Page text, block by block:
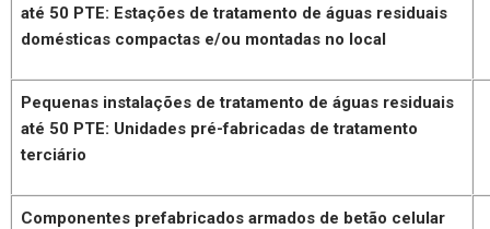
até 50 PTE: Estações de tratamento de águas residuais
domésticas compactas e/ou montadas no local
Pequenas instalações de tratamento de águas residuais
até 50 PTE: Unidades pré-fabricadas de tratamento
terciário
Componentes prefabricados armados de betão celular